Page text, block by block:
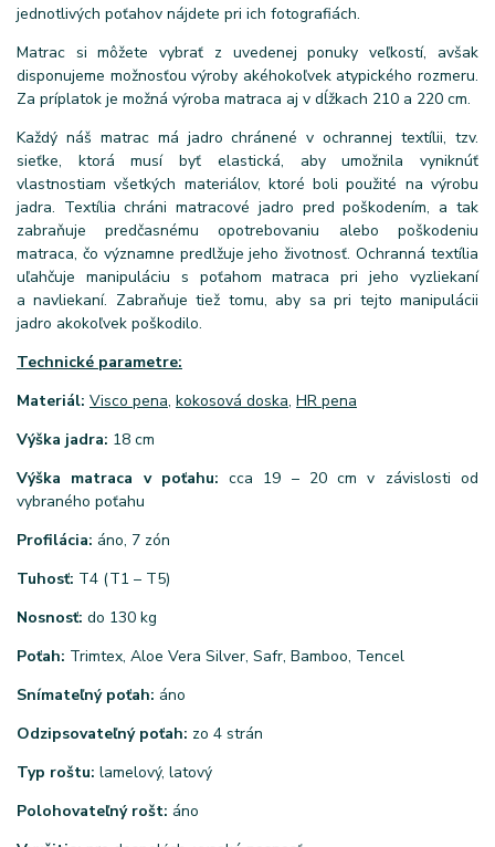
jednotlivých poťahov nájdete pri ich fotografiách.
Matrac si môžete vybrať z uvedenej ponuky veľkostí, avšak
disponujeme možnosťou výroby akéhokoľvek atypického rozmeru.
Za príplatok je možná výroba matraca aj v dĺžkach 210 a 220 cm.
Každý náš matrac má jadro chránené v ochrannej textílii, tzv.
sieťke, ktorá musí byť elastická, aby umožnila vyniknúť
vlastnostiam všetkých materiálov, ktoré boli použité na výrobu
jadra. Textília chráni matracové jadro pred poškodením, a tak
zabraňuje predčasnému opotrebovaniu alebo poškodeniu
matraca, čo významne predlžuje jeho životnosť. Ochranná textília
uľahčuje manipuláciu s poťahom matraca pri jeho vyzliekaní
a navliekaní. Zabraňuje tiež tomu, aby sa pri tejto manipulácii
jadro akokoľvek poškodilo.
Technické parametre:
Materiál: Visco pena, kokosová doska, HR pena
Výška jadra: 18 cm
Výška matraca v poťahu: cca 19 – 20 cm v závislosti od
vybraného poťahu
Profilácia: áno, 7 zón
Tuhosť: T4 (T1 – T5)
Nosnosť: do 130 kg
Poťah: Trimtex, Aloe Vera Silver, Safr, Bamboo, Tencel
Snímateľný poťah: áno
Odzipsovateľný poťah: zo 4 strán
Typ roštu: lamelový, latový
Polohovateľný rošt: áno